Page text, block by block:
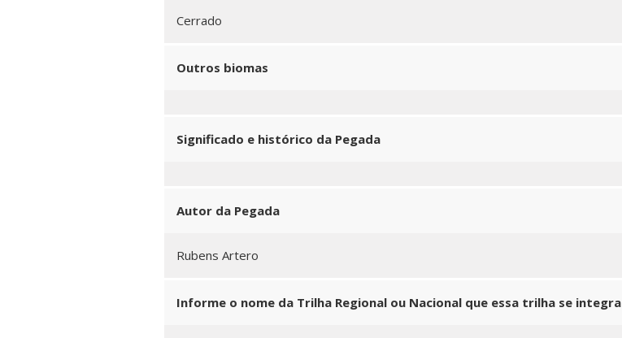
Cerrado
Outros biomas
Significado e histórico da Pegada
Autor da Pegada
Rubens Artero
Informe o nome da Trilha Regional ou Nacional que essa trilha se integra